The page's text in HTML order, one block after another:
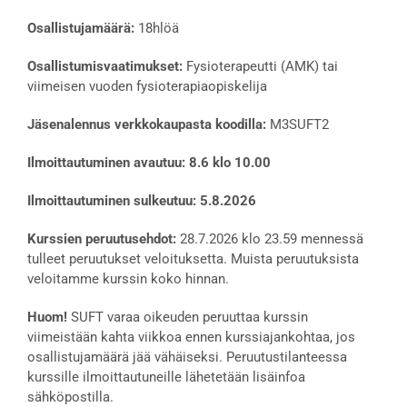
Osallistujamäärä: 18hlöä
Osallistumisvaatimukset: Fysioterapeutti (AMK) tai
viimeisen vuoden fysioterapiaopiskelija
Jäsenalennus verkkokaupasta koodilla: M3SUFT2
Ilmoittautuminen avautuu: 8.6 klo 10.00
Ilmoittautuminen sulkeutuu: 5.8.2026
Kurssien peruutusehdot: 28.7.2026 klo 23.59 mennessä
tulleet peruutukset veloituksetta. Muista peruutuksista
veloitamme kurssin koko hinnan.
Huom! SUFT varaa oikeuden peruuttaa kurssin
viimeistään kahta viikkoa ennen kurssiajankohtaa, jos
osallistujamäärä jää vähäiseksi. Peruutustilanteessa
kurssille ilmoittautuneille lähetetään lisäinfoa
sähköpostilla.